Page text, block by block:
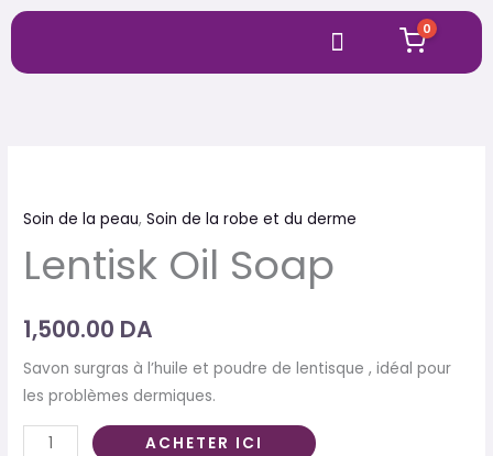
Aller
contenu
Menu 0
Soin de la peau,Soin de la robe et du derme
Lentisk Oil Soap
1,500.00 DA
Savon surgras à l’huile et poudre de lentisque , idéal pour
les problèmes dermiques.
Lentisk
Oil
Soap
ACHETER ICI